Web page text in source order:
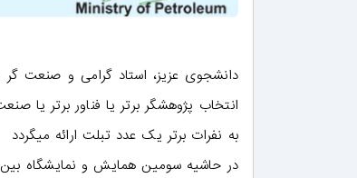
دانشجوی عزیز، استاد گرامی و صنعت گر
انتخاب پژوهشگر برتر یا فناور برتر یا
به نفرات برتر یک عدد تبلت ارائه میگردد
در حاشیه سومین همایش و نمایشگاه بین